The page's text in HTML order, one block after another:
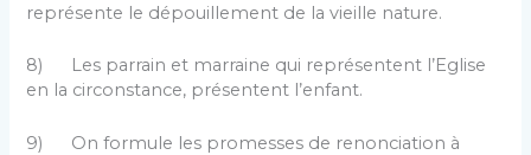
repré­sente le dépouillement de la vieille nature.
8) Les parrain et marraine qui représentent l’Eglise
en la circonstance, présentent l’enfant.
9) On formule les promesses de renonciation à